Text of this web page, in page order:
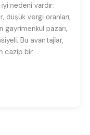
iyi nedeni vardır:
düşük vergi oranları,
pazarı,
Bu avantajlar,
cazip bir